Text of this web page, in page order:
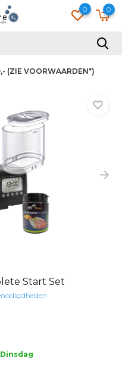
0 0
GINGEN JE VOOR
Start Set
Dinsdag